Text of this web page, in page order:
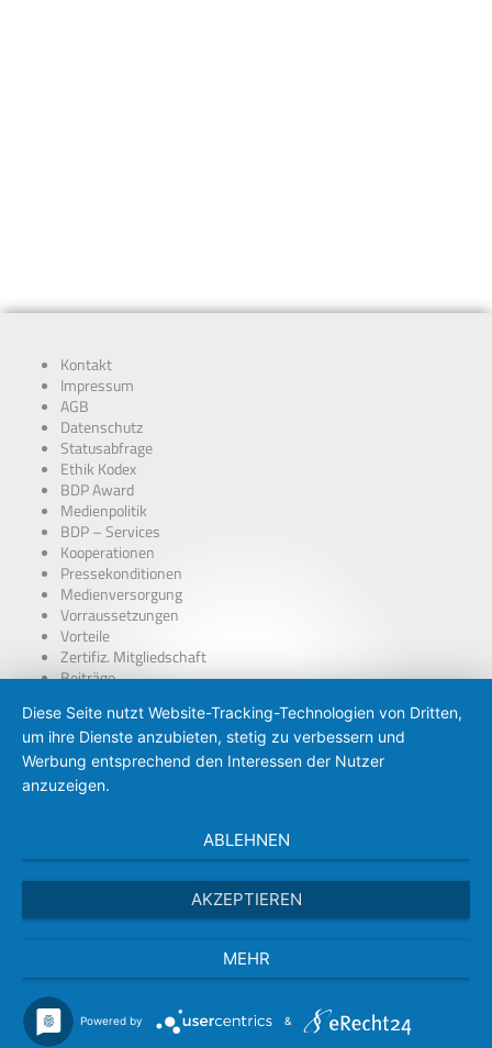
Kontakt
Impressum
AGB
Datenschutz
Statusabfrage
Ethik Kodex
BDP Award
Medienpolitik
BDP – Services
Kooperationen
Pressekonditionen
Medienversorgung
Vorraussetzungen
Vorteile
Zertifiz. Mitgliedschaft
Beiträge
BDP – Presseausweis
Presse-PKW Schild
Zertifizierung
Diese Seite nutzt Website-Tracking-Technologien von Dritten,
um ihre Dienste anzubieten, stetig zu verbessern und
Werbung entsprechend den Interessen der Nutzer
anzuzeigen.
ABLEHNEN
AKZEPTIEREN
MEHR
Powered by &